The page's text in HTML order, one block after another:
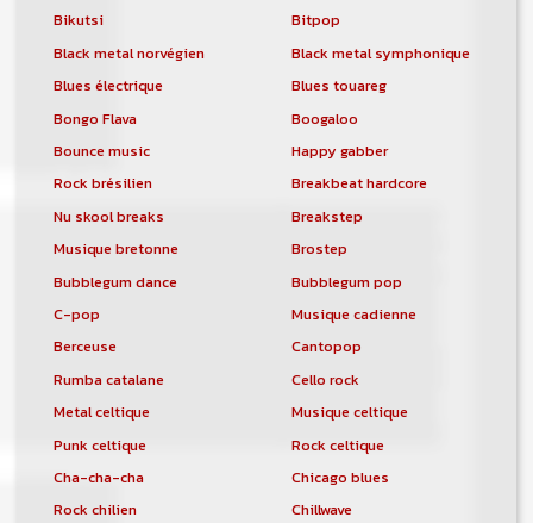
Bikutsi
Bitpop
Black metal norvégien
Black metal symphonique
Blues électrique
Blues touareg
Bongo Flava
Boogaloo
Bounce music
Happy gabber
Rock brésilien
Breakbeat hardcore
Nu skool breaks
Breakstep
Musique bretonne
Brostep
Bubblegum dance
Bubblegum pop
C-pop
Musique cadienne
Berceuse
Cantopop
Rumba catalane
Cello rock
Metal celtique
Musique celtique
Punk celtique
Rock celtique
Cha-cha-cha
Chicago blues
Rock chilien
Chillwave